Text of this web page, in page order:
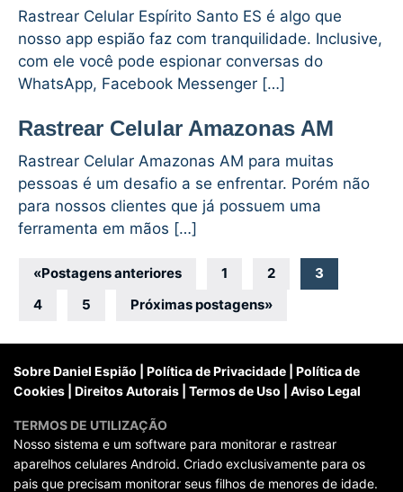
Rastrear Celular Espírito Santo ES é algo que
nosso app espião faz com tranquilidade. Inclusive,
com ele você pode espionar conversas do
WhatsApp, Facebook Messenger […]
Rastrear Celular Amazonas AM
Rastrear Celular Amazonas AM para muitas
pessoas é um desafio a se enfrentar. Porém não
para nossos clientes que já possuem uma
ferramenta em mãos […]
Navegação
por
posts
«Postagens anteriores 1 2
3
4
5 Próximas postagens»
Sobre Daniel Espião Política de Privacidade
Política de
Cookies
Direitos Autorais Termos de Uso Aviso Legal
TERMOS DE UTILIZAÇÃO
Nosso sistema e um software para monitorar e rastrear
aparelhos celulares Android. Criado exclusivamente para os
pais que precisam monitorar seus filhos de menores de idade.